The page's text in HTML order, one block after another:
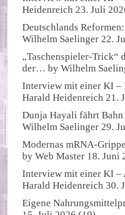
Heidenreich 23. Juli
Deutschlands
Wilhelm Saelinger 22.
„Taschenspieler-Trick“
der… byWilhelm
Interview mit einer KI –
Harald Heidenreich 21.
Dunja Hayali fährt
Wilhelm Saelinger 29.
Modernas mRNA-
byWeb Master 18. Juni
Interview mit einer KI –
Harald Heidenreich 30.
Eigene